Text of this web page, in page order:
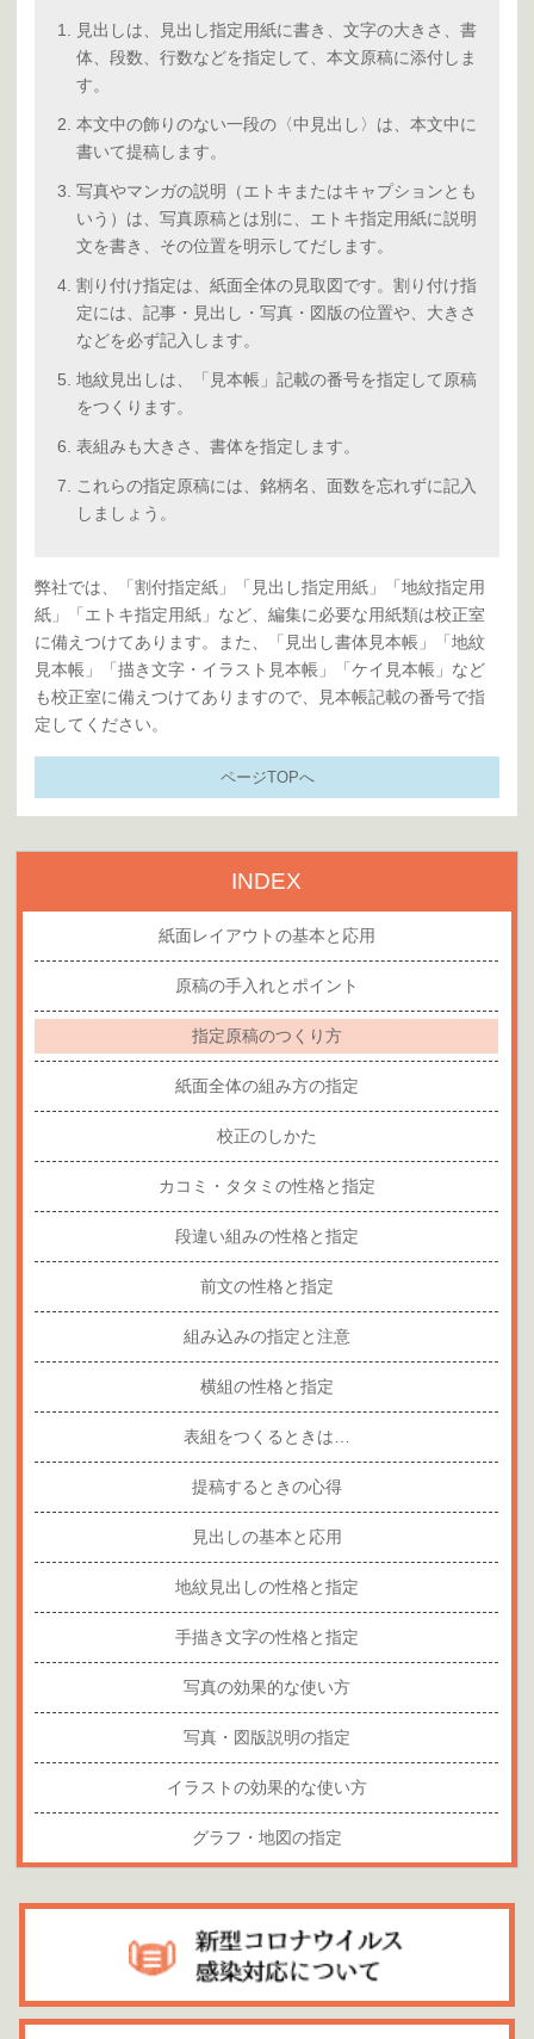
見出しは、見出し指定用紙に書き、文字の大きさ、書
体、段数、行数などを指定して、本文原稿に添付しま
す。
本文中の飾りのない一段の〈中見出し〉は、本文中に
書いて提稿します。
写真やマンガの説明（エトキまたはキャプションとも
いう）は、写真原稿とは別に、エトキ指定用紙に説明
文を書き、その位置を明示してだします。
割り付け指定は、紙面全体の見取図です。割り付け指
定には、記事・見出し・写真・図版の位置や、大きさ
などを必ず記入します。
地紋見出しは、「見本帳」記載の番号を指定して原稿
をつくります。
表組みも大きさ、書体を指定します。
これらの指定原稿には、銘柄名、面数を忘れずに記入
しましょう。
弊社では、「割付指定紙」「見出し指定用紙」「地紋指定用
紙」「エトキ指定用紙」など、編集に必要な用紙類は校正室
に備えつけてあります。また、「見出し書体見本帳」「地紋
見本帳」「描き文字・イラスト見本帳」「ケイ見本帳」など
も校正室に備えつけてありますので、見本帳記載の番号で指
定してください。
ページTOPへ
INDEX
紙面レイアウトの基本と応用
原稿の手入れとポイント
指定原稿のつくり方
紙面全体の組み方の指定
校正のしかた
カコミ・タタミの性格と指定
段違い組みの性格と指定
前文の性格と指定
組み込みの指定と注意
横組の性格と指定
表組をつくるときは…
提稿するときの心得
見出しの基本と応用
地紋見出しの性格と指定
手描き文字の性格と指定
写真の効果的な使い方
写真・図版説明の指定
イラストの効果的な使い方
グラフ・地図の指定